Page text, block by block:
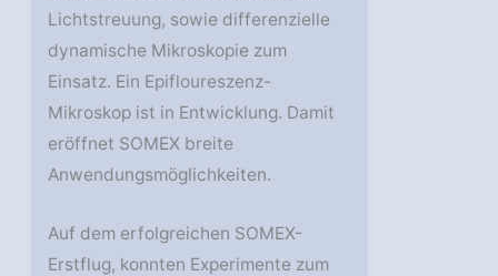
Lichtstreuung, sowie differenzielle
dynamische Mikroskopie zum
Einsatz. Ein Epifloureszenz-
Mikroskop ist in Entwicklung. Damit
eröffnet SOMEX breite
Anwendungsmöglichkeiten.
Auf dem erfolgreichen SOMEX-
Erstflug, konnten Experimente zum